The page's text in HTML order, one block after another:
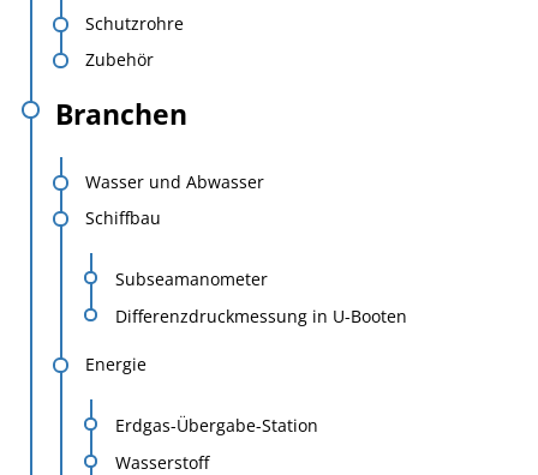
Schutzrohre
Zubehör
Branchen
Wasser und Abwasser
Schiffbau
Subseamanometer
Differenzdruckmessung in U-Booten
Energie
Erdgas-Übergabe-Station
Wasserstoff